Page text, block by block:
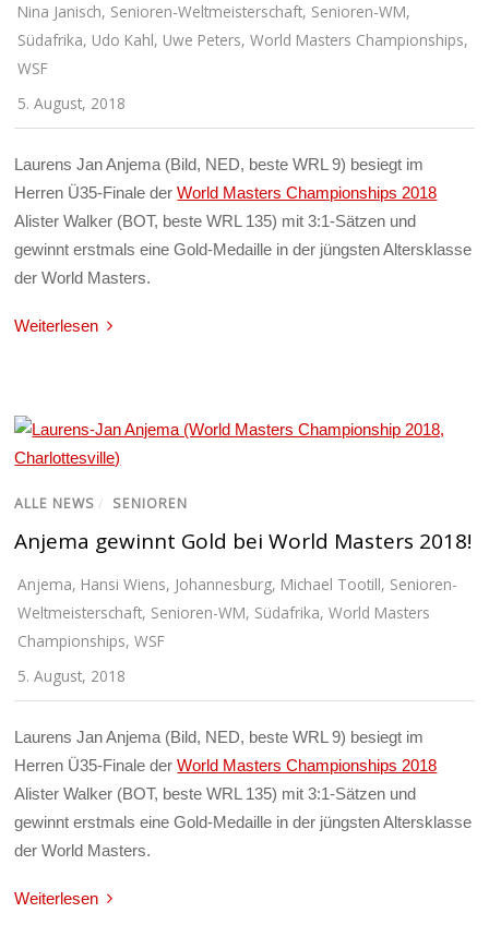
Nina Janisch, Senioren-Weltmeisterschaft, Senioren-WM,
Südafrika, Udo Kahl, Uwe Peters,World Masters Championships,
WSF
5. August, 2018
Laurens Jan Anjema (Bild, NED, beste WRL 9) besiegt im
Herren Ü35-Finale derWorld Masters Championships 2018
Alister Walker (BOT, beste WRL 135) mit 3:1-Sätzen und
gewinnt erstmals eine Gold-Medaille in der jüngsten Altersklasse
der World Masters.
Weiterlesen
ALLE NEWS / SENIOREN
Anjema gewinnt Gold bei World Masters 2018!
Anjema, Hansi Wiens, Johannesburg, Michael Tootill, Senioren-
Weltmeisterschaft, Senioren-WM, Südafrika,World Masters
Championships,WSF
5. August, 2018
Laurens Jan Anjema (Bild, NED, beste WRL 9) besiegt im
Herren Ü35-Finale derWorld Masters Championships 2018
Alister Walker (BOT, beste WRL 135) mit 3:1-Sätzen und
gewinnt erstmals eine Gold-Medaille in der jüngsten Altersklasse
der World Masters.
Weiterlesen